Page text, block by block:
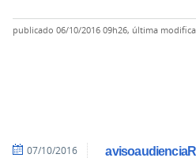
publicado 06/10/2016 09h26, última
07/10/2016